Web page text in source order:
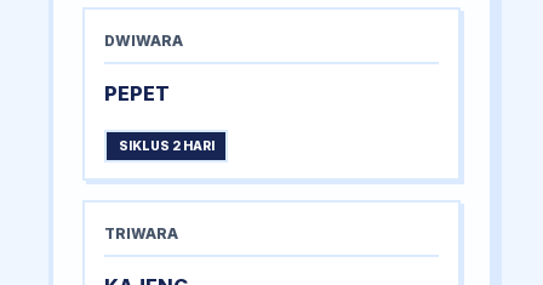
DWIWARA
PEPET
SIKLUS 2 HARI
TRIWARA